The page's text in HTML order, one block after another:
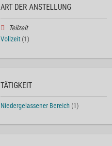
ART DER ANSTELLUNG
Teilzeit
Vollzeit (1)
TÄTIGKEIT
Niedergelassener Bereich (1)